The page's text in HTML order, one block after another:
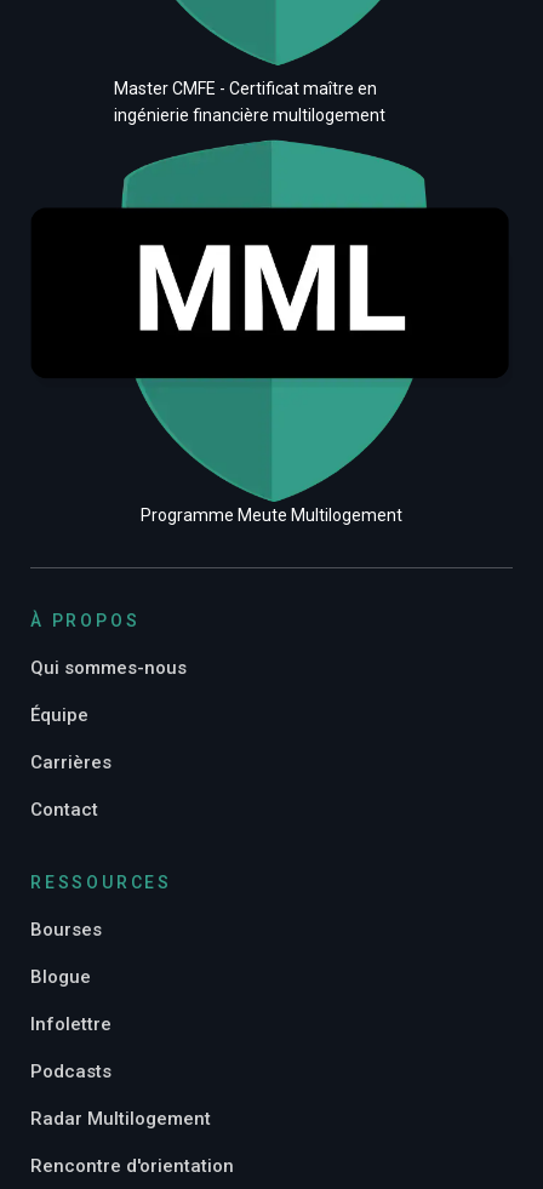
Master CMFE - Certificat maître en
ingénierie financière multilogement
Programme Meute Multilogement
À PROPOS
Qui sommes-nous
Équipe
Carrières
Contact
RESSOURCES
Bourses
Blogue
Infolettre
Podcasts
Radar Multilogement
Rencontre d'orientation